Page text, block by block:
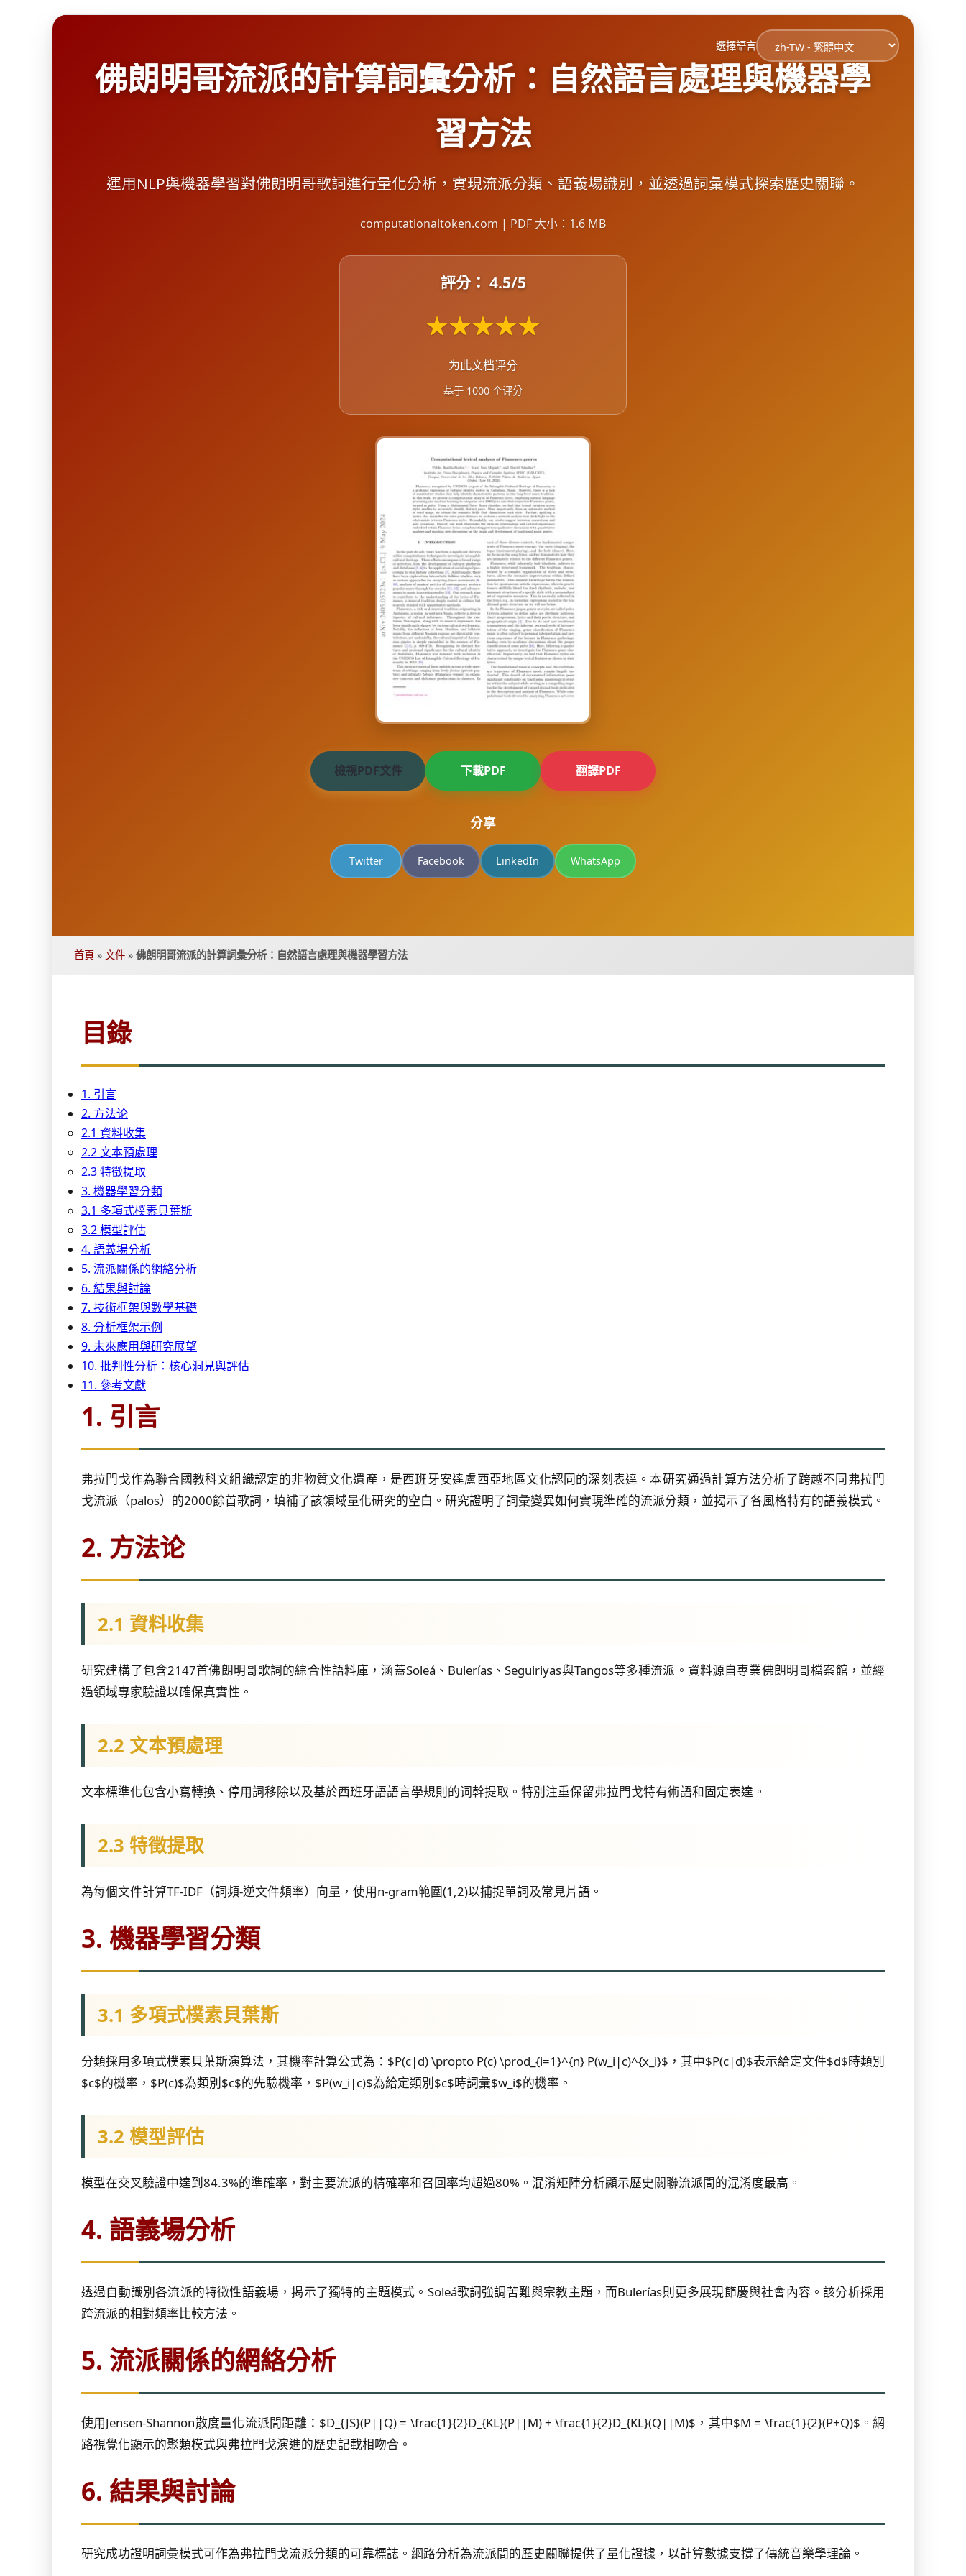
選擇語言
佛朗明哥流派的計算詞彙分析：自然語言處理與機器學
習方法
運用NLP與機器學習對佛朗明哥歌詞進行量化分析，實現流派分類、語義場識別，並透過詞彙模式探索歷史關聯。
computationaltoken.com | PDF 大小：1.6 MB
評分： 4.5/5
★★★★★
为此文档评分
基于 1000 个评分
檢視PDF文件 下載PDF 翻譯PDF
分享
Twitter Facebook LinkedIn WhatsApp
首頁 » 文件 » 佛朗明哥流派的計算詞彙分析：自然語言處理與機器學習方法
目錄
1. 引言
2. 方法论
2.1 資料收集
2.2 文本預處理
2.3 特徵提取
3. 機器學習分類
3.1 多項式樸素貝葉斯
3.2 模型評估
4. 語義場分析
5. 流派關係的網絡分析
6. 結果與討論
7. 技術框架與數學基礎
8. 分析框架示例
9. 未來應用與研究展望
10. 批判性分析：核心洞見與評估
11. 參考文獻
1. 引言
弗拉門戈作為聯合國教科文組織認定的非物質文化遺產，是西班牙安達盧西亞地區文化認同的深刻表達。本研究通過計算方法分析了跨越不同弗拉門
戈流派（palos）的2000餘首歌詞，填補了該領域量化研究的空白。研究證明了詞彙變異如何實現準確的流派分類，並揭示了各風格特有的語義模式。
2. 方法论
2.1 資料收集
研究建構了包含2147首佛朗明哥歌詞的綜合性語料庫，涵蓋Soleá、Bulerías、Seguiriyas與Tangos等多種流派。資料源自專業佛朗明哥檔案館，並經
過領域專家驗證以確保真實性。
2.2 文本預處理
文本標準化包含小寫轉換、停用詞移除以及基於西班牙語語言學規則的词幹提取。特別注重保留弗拉門戈特有術語和固定表達。
2.3 特徵提取
為每個文件計算TF-IDF（詞頻-逆文件頻率）向量，使用n-gram範圍(1,2)以捕捉單詞及常見片語。
3. 機器學習分類
3.1 多項式樸素貝葉斯
分類採用多項式樸素貝葉斯演算法，其機率計算公式為：$P(c|d) \propto P(c) \prod_{i=1}^{n} P(w_i|c)^{x_i}$，其中$P(c|d)$表示給定文件$d$時類別
$c$的機率，$P(c)$為類別$c$的先驗機率，$P(w_i|c)$為給定類別$c$時詞彙$w_i$的機率。
3.2 模型評估
模型在交叉驗證中達到84.3%的準確率，對主要流派的精確率和召回率均超過80%。混淆矩陣分析顯示歷史關聯流派間的混淆度最高。
4. 語義場分析
透過自動識別各流派的特徵性語義場，揭示了獨特的主題模式。Soleá歌詞強調苦難與宗教主題，而Bulerías則更多展現節慶與社會內容。該分析採用
跨流派的相對頻率比較方法。
5. 流派關係的網絡分析
使用Jensen-Shannon散度量化流派間距離：$D_{JS}(P||Q) = \frac{1}{2}D_{KL}(P||M) + \frac{1}{2}D_{KL}(Q||M)$，其中$M = \frac{1}{2}(P+Q)$。網
路視覺化顯示的聚類模式與弗拉門戈演進的歷史記載相吻合。
6. 結果與討論
研究成功證明詞彙模式可作為弗拉門戈流派分類的可靠標誌。網路分析為流派間的歷史關聯提供了量化證據，以計算數據支撐了傳統音樂學理論。